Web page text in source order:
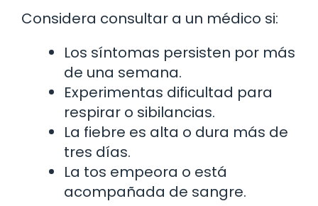
Considera consultar a un médico si:
Los síntomas persisten por más
de una semana.
Experimentas dificultad para
respirar o sibilancias.
La fiebre es alta o dura más de
tres días.
La tos empeora o está
acompañada de sangre.